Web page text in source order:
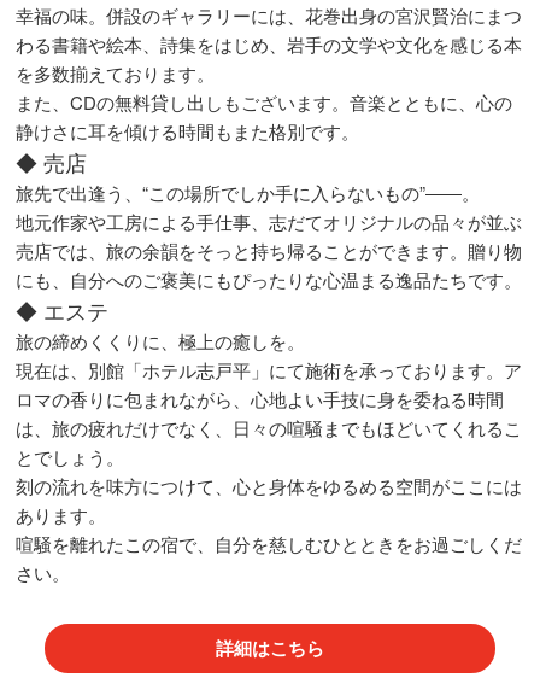
幸福の味。併設のギャラリーには、花巻出身の宮沢賢治にまつ
わる書籍や絵本、詩集をはじめ、岩手の文学や文化を感じる本
を多数揃えております。
また、CDの無料貸し出しもございます。音楽とともに、心の
静けさに耳を傾ける時間もまた格別です。
◆ 売店
旅先で出逢う、“この場所でしか手に入らないもの”――。
地元作家や工房による手仕事、志だてオリジナルの品々が並ぶ
売店では、旅の余韻をそっと持ち帰ることができます。贈り物
にも、自分へのご褒美にもぴったりな心温まる逸品たちです。
◆ エステ
旅の締めくくりに、極上の癒しを。
現在は、別館「ホテル志戸平」にて施術を承っております。ア
ロマの香りに包まれながら、心地よい手技に身を委ねる時間
は、旅の疲れだけでなく、日々の喧騒までもほどいてくれるこ
とでしょう。
刻の流れを味方につけて、心と身体をゆるめる空間がここには
あります。
喧騒を離れたこの宿で、自分を慈しむひとときをお過ごしくだ
さい。
詳細はこちら